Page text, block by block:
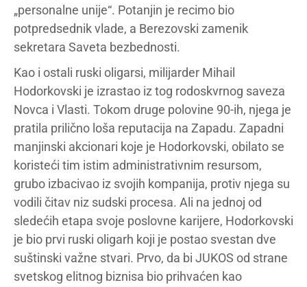
„personalne unije“. Potanjin je recimo bio
potpredsednik vlade, a Berezovski zamenik
sekretara Saveta bezbednosti.
Kao i ostali ruski oligarsi, milijarder Mihail
Hodorkovski je izrastao iz tog rodoskvrnog saveza
Novca i Vlasti. Tokom druge polovine 90-ih, njega je
pratila prilično loša reputacija na Zapadu. Zapadni
manjinski akcionari koje je Hodorkovski, obilato se
koristeći tim istim administrativnim resursom,
grubo izbacivao iz svojih kompanija, protiv njega su
vodili čitav niz sudski procesa. Ali na jednoj od
sledećih etapa svoje poslovne karijere, Hodorkovski
je bio prvi ruski oligarh koji je postao svestan dve
suštinski važne stvari. Prvo, da bi JUKOS od strane
svetskog elitnog biznisa bio prihvaćen kao